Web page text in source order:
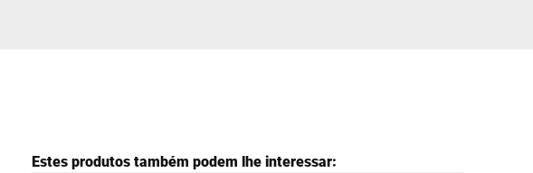
Estes produtos também podem lhe interessar: